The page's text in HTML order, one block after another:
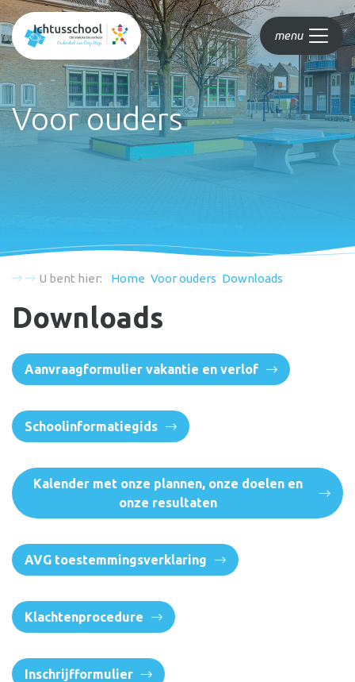
menu
Voor ouders
U bent hier: Home Voor ouders Downloads
Downloads
Aanvraagformulier vakantie en verlof
Schoolinformatiegids
Kalender met onze plannen, onze doelen en
onze resultaten
AVG toestemmingsverklaring
Klachtenprocedure
Inschrijfformulier